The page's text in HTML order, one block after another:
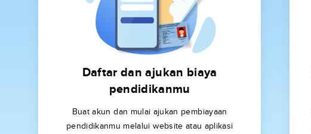
Daftar dan ajukan biaya
pendidikanmu
Buat akun dan mulai ajukan pembiayaan
pendidikanmu melalui website atau aplikasi